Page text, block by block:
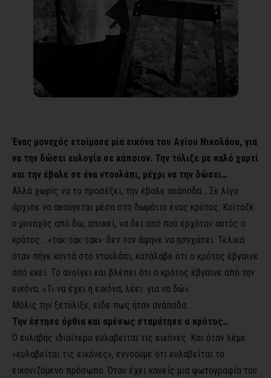
Ένας μοναχός ετοίμασε μία εικόνα του Αγίου Νικολάου, για
να την δώσει ευλογία σε κάποιον. Την τύλιξε με καλό χαρτί
και την έβαλε σε ένα ντουλάπι, μέχρι να την δώσει…
Αλλά χωρίς να το προσέξει, την έβαλε ανάποδα… Σε λίγο
άρχισε να ακούγεται μέσα στο δωμάτιο ένας κρότος. Κοίταζε
ο μοναχός από δω, αποκεί, να δει από πού ερχόταν αυτός ο
κρότος… «τακ-τακ-τακ»· δεν τον άφηνε να ησυχάσει. Τελικά
όταν πήγε κοντά στο ντουλάπι, κατάλαβε ότι ο κρότος έβγαινε
από εκεί. Το ανοίγει και βλέπει ότι ο κρότος έβγαινε από την
εικόνα. «Τι να έχει η εικόνα; λέει· για να δώ».
Μόλις την ξετύλιξε, είδε πως ήταν ανάποδα…
Την έστησε όρθια και αμέσως σταμάτησε ο κρότος…
Ο ευλαβής ιδιαίτερα ευλαβείται τις εικόνες. Και όταν λέμε
«ευλαβείται τις εικόνες», εννοούμε ότι ευλαβείται το
εικονιζόμενο πρόσωπο. Όταν έχει κανείς μια φωτογραφία του